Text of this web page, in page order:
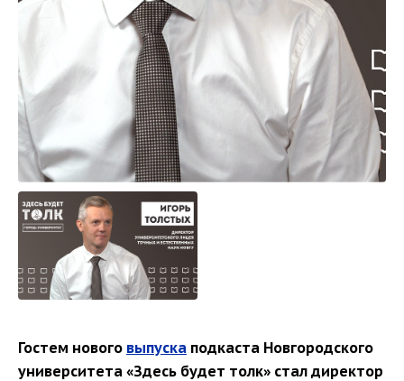
Гостем нового выпуска подкаста Новгородского
университета «Здесь будет толк» стал директор